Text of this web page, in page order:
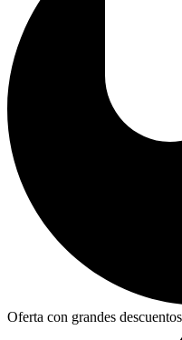
Oferta con grandes